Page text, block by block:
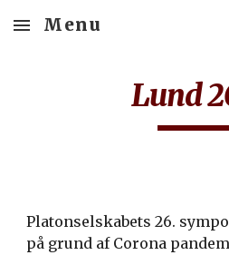
Skip to main content
Menu
Lund
Platonselskabets 26.
på grund af Corona